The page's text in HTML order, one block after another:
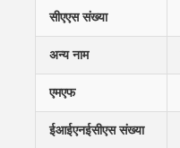
सीएएस संख्या
अन्य नाम
एमएफ
ईआईएनईसीएस संख्या